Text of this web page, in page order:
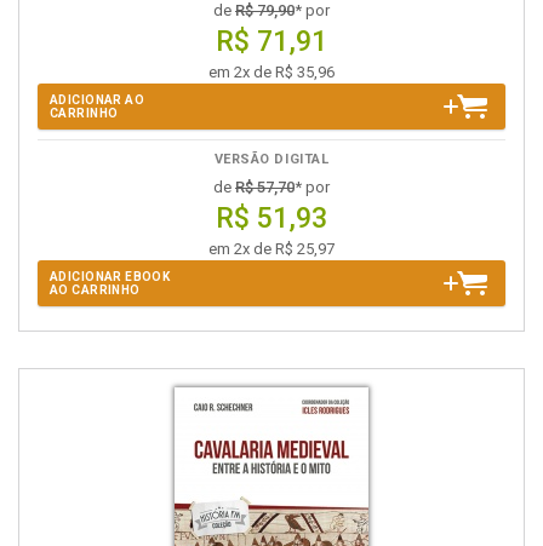
de R$ 79,90* por
R$ 71,91
em 2x de R$ 35,96
ADICIONAR AO
CARRINHO
VERSÃO DIGITAL
de R$ 57,70* por
R$ 51,93
em 2x de R$ 25,97
ADICIONAR EBOOK
AO CARRINHO